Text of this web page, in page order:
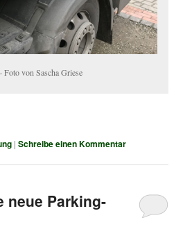
Foto von Sascha Griese
|Schreibe einen Kommentar
neue Parking-